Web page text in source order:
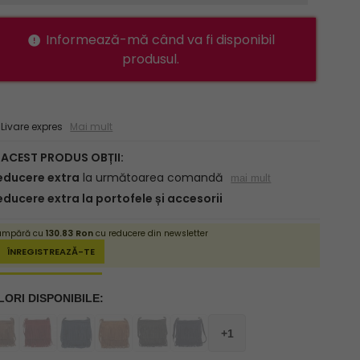
Informează-mă când va fi disponibil
produsul.
expres Mai mult